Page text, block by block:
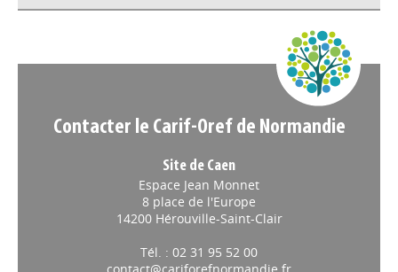
Contacter le Carif-Oref de Normandie
Site de Caen
Espace Jean Monnet
8 place de l'Europe
14200 Hérouville-Saint-Clair
Tél. : 02 31 95 52 00